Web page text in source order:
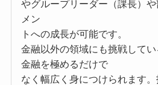
やグループリーダー（課長）
メン
トへの成長が可能です。
金融以外の領域にも挑戦して
金融を極めるだけで
なく幅広く身につけられます